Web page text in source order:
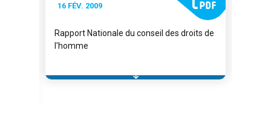
16 FÉV. 2009
Rapport Nationale du conseil des droits de
l'homme